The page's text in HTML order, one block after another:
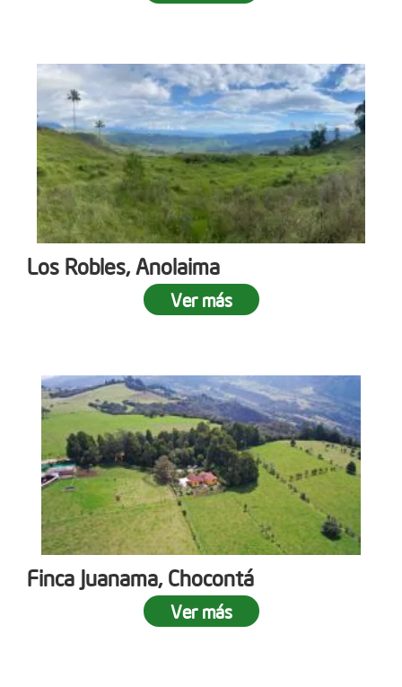
Los Robles, Anolaima
Ver más
Finca Juanama, Chocontá
Ver más